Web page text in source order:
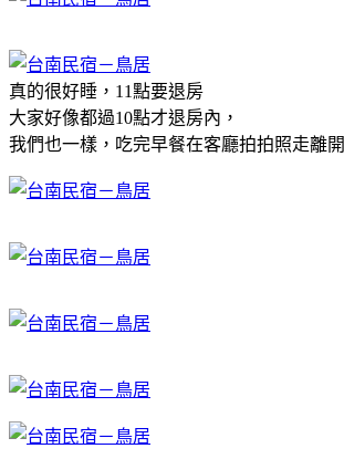
真的很好睡，11點要退房
大家好像都過10點才退房內，
我們也一樣，吃完早餐在客廳拍拍照走離開